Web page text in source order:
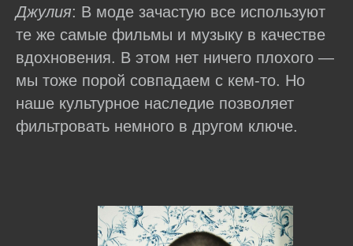
Джулия: В моде зачастую все используют
те же самые фильмы и музыку в качестве
вдохновения. В этом нет ничего плохого —
мы тоже порой совпадаем с кем-то. Но
наше культурное наследие позволяет
фильтровать немного в другом ключе.